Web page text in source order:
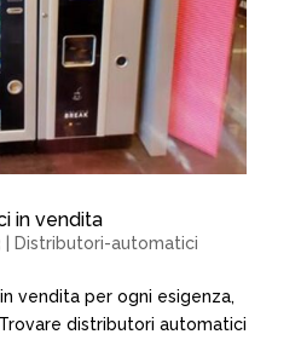
in vendita
Distributori-automatici
vendita per ogni esigenza,
distributori automatici